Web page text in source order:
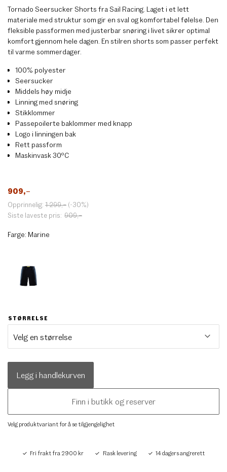
Tornado Seersucker Shorts fra Sail Racing. Laget i et lett
materiale med struktur som gir en sval og komfortabel følelse. Den
fleksible passformen med justerbar snøring i livet sikrer optimal
komfort gjennom hele dagen. En stilren shorts som passer perfekt
til varme sommerdager.
100% polyester
Seersucker
Middels høy midje
Linning med snøring
Stikklommer
Passepoilerte baklommer med knapp
Logo i linningen bak
Rett passform
Maskinvask 30ºC
909,–
Opprinnelig: 1 299,– (-30%)
Siste laveste pris: 909,–
Farge: Marine
STØRRELSE
Legg i handlekurven
Finn i butikk og reserver
Velg produktvariant for å se tilgjengelighet
Fri frakt fra 2900 kr Rask levering 14 dagers angrerett